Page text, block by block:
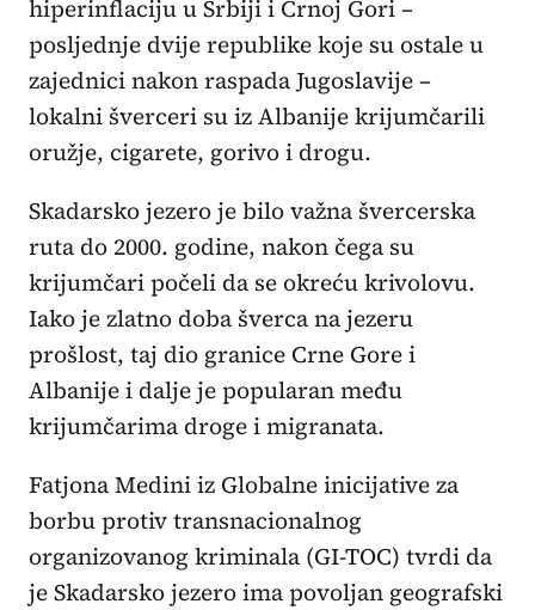
hiperinflaciju u Srbiji i Crnoj Gori –
posljednje dvije republike koje su ostale u
zajednici nakon raspada Jugoslavije –
lokalni šverceri su iz Albanije krijumčarili
oružje, cigarete, gorivo i drogu.
Skadarsko jezero je bilo važna švercerska
ruta do 2000. godine, nakon čega su
krijumčari počeli da se okreću krivolovu.
Iako je zlatno doba šverca na jezeru
prošlost, taj dio granice Crne Gore i
Albanije i dalje je popularan među
krijumčarima droge i migranata.
Fatjona Medini iz Globalne inicijative za
borbu protiv transnacionalnog
organizovanog kriminala (GI-TOC) tvrdi da
je Skadarsko jezero ima povoljan geografski